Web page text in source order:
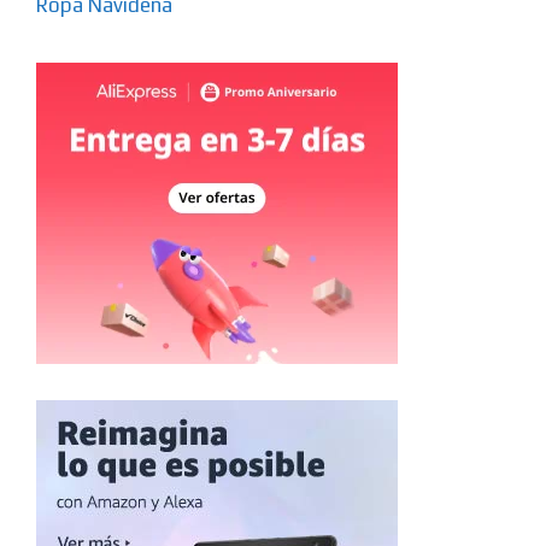
Ropa Navideña